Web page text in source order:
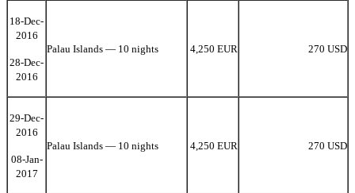
18-Dec-
2016
28-Dec-
2016
Palau Islands — 10 nights 4,250 EUR 270 USD
29-Dec-
2016
08-Jan-
2017
Palau Islands — 10 nights 4,250 EUR 270 USD